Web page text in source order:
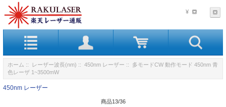
¥
ホーム :: レーザー波長(nm) :: 450nm レーザー :: 多モードCW 動作モード 450nm 青
色レーザ 1~3500mW
450nm レーザー
商品13/36